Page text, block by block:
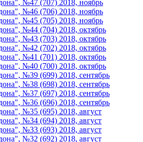
№47 (707) 2018, ноябрь
№46 (706) 2018, ноябрь
№45 (705) 2018, ноябрь
№44 (704) 2018, октябрь
№43 (703) 2018, октябрь
№42 (702) 2018, октябрь
№41 (701) 2018, октябрь
№40 (700) 2018, октябрь
№39 (699) 2018, сентябрь
№38 (698) 2018, сентябрь
№37 (697) 2018, сентябрь
№36 (696) 2018, сентябрь
№35 (695) 2018, август
№34 (694) 2018, август
№33 (693) 2018, август
№32 (692) 2018, август